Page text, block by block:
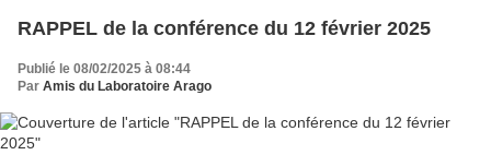
RAPPEL de la conférence du 12 février 2025
Publié le 08/02/2025 à 08:44
Par Amis du Laboratoire Arago